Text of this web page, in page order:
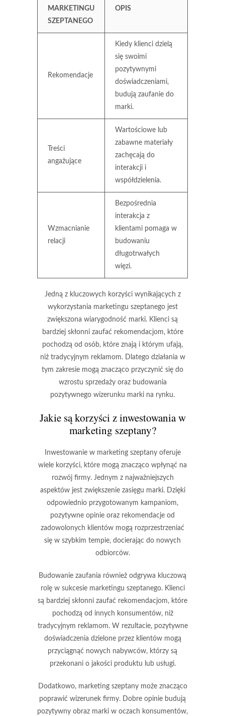
MARKETINGU
SZEPTANEGO
OPIS
Rekomendacje
Kiedy klienci dzielą
się swoimi
pozytywnymi
doświadczeniami,
budują zaufanie do
marki.
Treści
angażujące
Wartościowe lub
zabawne materiały
zachęcają do
interakcji i
współdzielenia.
Wzmacnianie
relacji
Bezpośrednia
interakcja z
klientami pomaga w
budowaniu
długotrwałych
więzi.
Jedną z kluczowych korzyści wynikających z
wykorzystania marketingu szeptanego jest
zwiększona wiarygodność marki. Klienci są
bardziej skłonni zaufać rekomendacjom, które
pochodzą od osób, które znają i którym ufają,
niż tradycyjnym reklamom. Dlatego działania w
tym zakresie mogą znacząco przyczynić się do
wzrostu sprzedaży oraz budowania
pozytywnego wizerunku marki na rynku.
Jakie są korzyści z inwestowania w
marketing szeptany?
Inwestowanie w marketing szeptanyoferuje
wiele korzyści, które mogą znacząco wpłynąć na
rozwój firmy. Jednym z najważniejszych
aspektów jest zwiększenie zasięgu marki. Dzięki
odpowiednio przygotowanym kampaniom,
pozytywne opinie oraz rekomendacje od
zadowolonych klientów mogą rozprzestrzeniać
się w szybkim tempie, docierając do nowych
odbiorców.
Budowanie zaufania również odgrywa kluczową
rolę w sukcesie marketingu szeptanego. Klienci
są bardziej skłonni zaufać rekomendacjom, które
pochodzą od innych konsumentów, niż
tradycyjnym reklamom. W rezultacie, pozytywne
doświadczenia dzielone przez klientów mogą
przyciągnąć nowych nabywców, którzy są
przekonani o jakości produktu lub usługi.
Dodatkowo, marketing szeptany może znacząco
poprawić wizerunek firmy. Dobre opinie budują
pozytywny obraz marki w oczach konsumentów,